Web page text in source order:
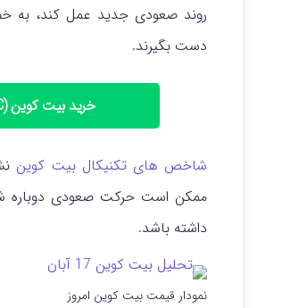
روند صعودی جدید عمل کند، به
دست بگیرند.
خرید بیت کوین (BTC)
شاخص های تکنیکال بیت کوین
ممکن است حرکت صعودی دوباره
داشته باشد.
نمودار قیمت بیت کوین امروز